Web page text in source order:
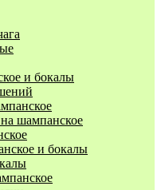
и бокалы
шампанское
и бокалы